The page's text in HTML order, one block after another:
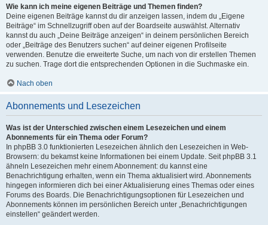
Wie kann ich meine eigenen Beiträge und Themen finden?
Deine eigenen Beiträge kannst du dir anzeigen lassen, indem du „Eigene
Beiträge“ im Schnellzugriff oben auf der Boardseite auswählst. Alternativ
kannst du auch „Deine Beiträge anzeigen“ in deinem persönlichen Bereich
oder „Beiträge des Benutzers suchen“ auf deiner eigenen Profilseite
verwenden. Benutze die erweiterte Suche, um nach von dir erstellen Themen
zu suchen. Trage dort die entsprechenden Optionen in die Suchmaske ein.
Nach oben
Abonnements und Lesezeichen
Was ist der Unterschied zwischen einem Lesezeichen und einem
Abonnements für ein Thema oder Forum?
In phpBB 3.0 funktionierten Lesezeichen ähnlich den Lesezeichen in Web-
Browsern: du bekamst keine Informationen bei einem Update. Seit phpBB 3.1
ähneln Lesezeichen mehr einem Abonnement: du kannst eine
Benachrichtigung erhalten, wenn ein Thema aktualisiert wird. Abonnements
hingegen informieren dich bei einer Aktualisierung eines Themas oder eines
Forums des Boards. Die Benachrichtigungsoptionen für Lesezeichen und
Abonnements können im persönlichen Bereich unter „Benachrichtigungen
einstellen“ geändert werden.